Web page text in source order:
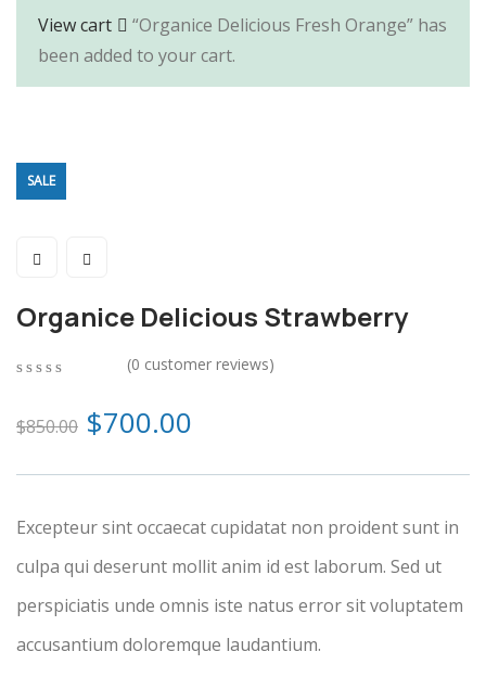
View cart
“Organice Delicious Fresh Orange” has
been added to your cart.
SALE
Organice Delicious Strawberry
of
(0 customer reviews)
$850.00 $700.00
Excepteur sint occaecat cupidatat non proident sunt in
culpa qui deserunt mollit anim id est laborum. Sed ut
perspiciatis unde omnis iste natus error sit voluptatem
accusantium doloremque laudantium.